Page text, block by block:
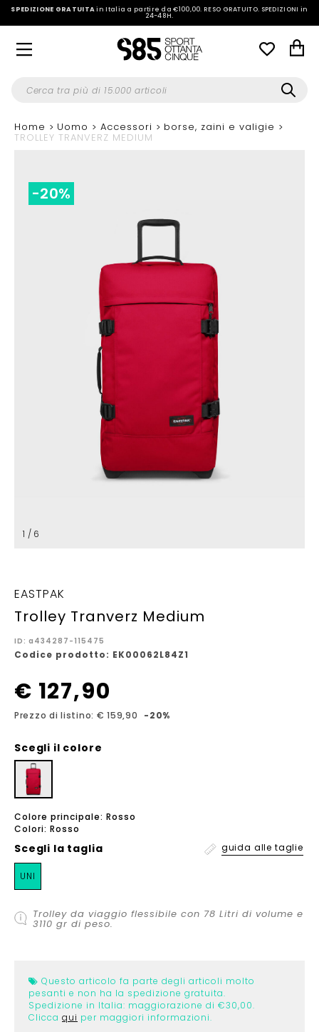
SPEDIZIONE GRATUITAin Italia a partire da €100,00.RESO GRATUITO. SPEDIZIONI in
24-48H.
Home Uomo Accessori borse, zaini e valigie
TROLLEY TRANVERZ MEDIUM
1 / 6
-20%
EASTPAK
Trolley Tranverz Medium
ID: a434287-115475
Codice prodotto: EK00062L84Z1
€ 127,90
Prezzo di listino: € 159,90 -20%
Scegli il colore
Colore principale: Rosso
Colori: Rosso
Scegli la taglia guida alle taglie
UNI
Trolley da viaggio flessibile con 78 Litri di volume e
3110 gr di peso.
Questo articolo fa parte degli articoli molto
pesanti e non ha la spedizione gratuita.
Spedizione in Italia: maggiorazione di €30,00.
Clicca qui per maggiori informazioni.